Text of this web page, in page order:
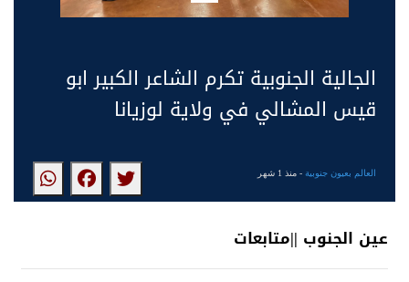
الجالية الجنوبية تكرم الشاعر الكبير ابو
قيس المشالي في ولاية لوزيانا
العالم بعيون جنوبية- منذ 1 شهر
عين الجنوب ||متابعات